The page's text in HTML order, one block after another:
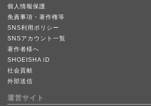
個人情報保護
免責事項・著作権等
SNS利用ポリシー
SNSアカウント一覧
著作者様へ
SHOEISHA iD
社会貢献
外部送信
運営サイト